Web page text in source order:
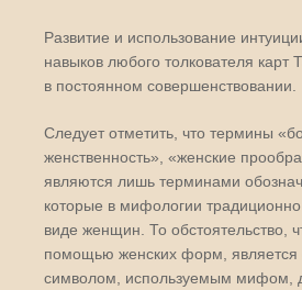
Развитие и использование
навыков любого толкователя
в постоянном совершенствовании.
Следует отметить, что термины
женственность», «женские
являются лишь терминами
которые в мифологии
виде женщин. То обстоятельство,
помощью женских форм,
символом, используемым мифом,